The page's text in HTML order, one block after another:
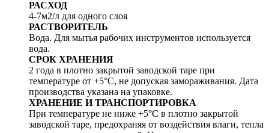
РАСХОД
4-7м2/л для одного слоя
РАСТВОРИТЕЛЬ
Вода. Для мытья рабочих инструментов используется
вода.
СРОК ХРАНЕНИЯ
2 года в плотно закрытой заводской таре при
температуре от +5°C, не допуская замораживания. Дата
производства указана на упаковке.
ХРАНЕНИЕ И ТРАНСПОРТИРОВКА
При температуре не ниже +5°C в плотно закрытой
заводской таре, предохраняя от воздействия влаги, тепла